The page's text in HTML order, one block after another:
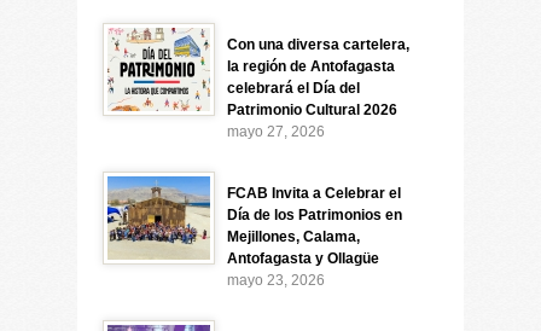
Con una diversa cartelera,
la región de Antofagasta
celebrará el Día del
Patrimonio Cultural 2026
mayo 27, 2026
FCAB Invita a Celebrar el
Día de los Patrimonios en
Mejillones, Calama,
Antofagasta y Ollagüe
mayo 23, 2026